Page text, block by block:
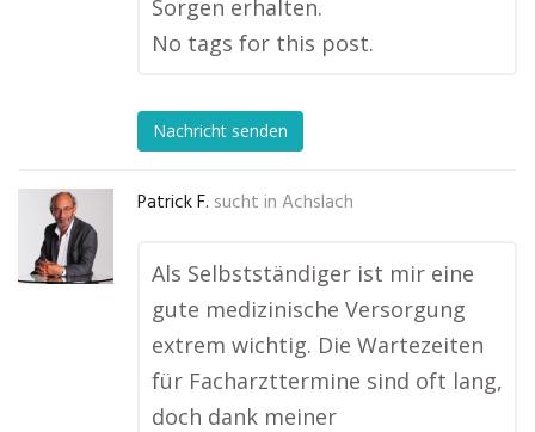
Sorgen erhalten.
No tags for this post.
Nachricht senden
Patrick F. sucht in Achslach
Als Selbstständiger ist mir eine
gute medizinische Versorgung
extrem wichtig. Die Wartezeiten
für Facharzttermine sind oft lang,
doch dank meiner